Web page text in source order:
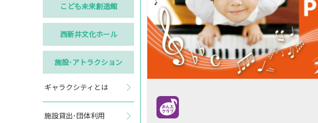
こども未来創造館
西新井文化ホール
施設･アトラクション
ギャラクシティとは
施設貸出･団体利用